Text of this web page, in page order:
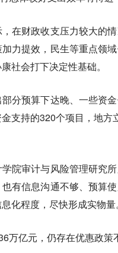
在财政收支压力较大的
力提效，民生等重点领
社会打下决定性基础。
分预算下达晚、一些资
支持的320个项目，地
院审计与风险管理研究
有信息沟通不够、预算
化程度，尽快形成实物量。
万亿元，仍存在优惠政策